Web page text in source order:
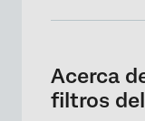
Aplicación
Cómo
Acerca
filtros